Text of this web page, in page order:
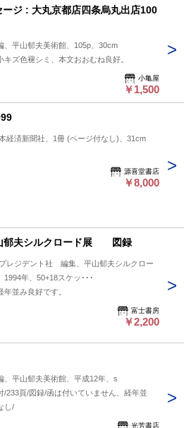
ジ : 大丸京都店四条烏丸出店100
、平山郁夫美術館、105p、30cm
キズ色褪シミ、本文おおむね良好。
小亀屋
￥1,500
経済新聞社、1冊 (ページ付なし)、31cm
源喜堂書店
￥8,000
郁夫シルクロード展 図録
レジデント社 編集、平山郁夫シルクロー
1994年、50+18スケッ･･･
並み良好です。
富士書房
￥2,200
、平山郁夫美術館、平成12年、s
/233頁/図録/函は付いていません、経年並
し/
光芳書店